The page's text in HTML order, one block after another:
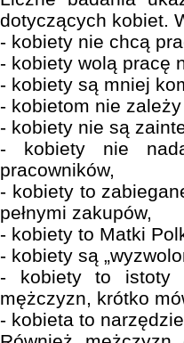
dotyczących kobiet.
- kobiety nie chcą
- kobiety wolą pracę
- kobiety są mniej
- kobietom nie
- kobiety nie są
- kobiety nie
pracowników,
- kobiety to
pełnymi zakupów,
- kobiety to Matki
- kobiety są
- kobiety to istoty
mężczyzn, krótko
- kobieta to